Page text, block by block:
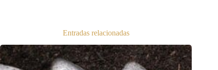
Entradas relacionadas